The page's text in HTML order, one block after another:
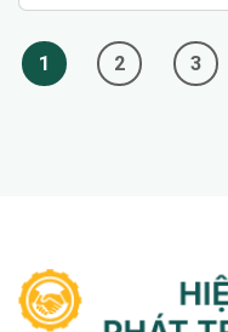
Kiện
Gia
Công
1 2 3